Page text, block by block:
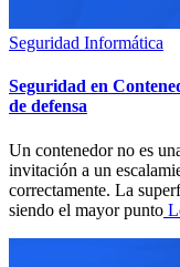
Seguridad Informática
Seguridad en
de defensa
Un contenedor no es
invitación a un
correctamente. La
siendo el mayor punto